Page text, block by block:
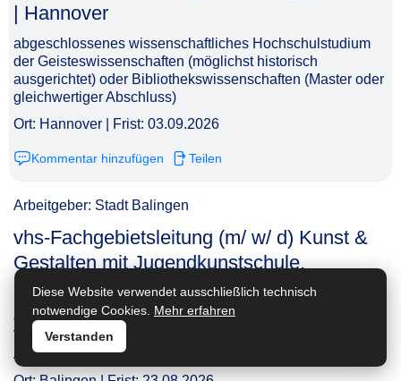
| Hannover​‌‌‌‌​‌​‌‌‌‌​‌‌‌‌‌​
abgeschlossenes wissenschaftliches Hochschulstudium
der Geisteswissenschaften (möglichst historisch
ausgerichtet) oder Bibliothekswissenschaften (Master oder
gleichwertiger Abschluss)
Ort: Hannover | Frist: 03.09.2026
Kommentar hinzufügen Teilen
Arbeitgeber: Stadt Balingen
vhs-Fachgebietsleitung (m/ w/ d) Kunst &
Gestalten mit Jugendkunstschule,
unbefristet, Teilzeit | Balingen​‌‌‌‌​‌​‌‌‌‌​‌‌‌‌​‌
erfolgreich abgeschlossene Ausbildung zum/ zur
Verwaltungsfachangestellten oder vergleichbare
Ausbildung
Diese Website verwendet ausschließlich technisch
notwendige Cookies. Mehr erfahren
Verstanden